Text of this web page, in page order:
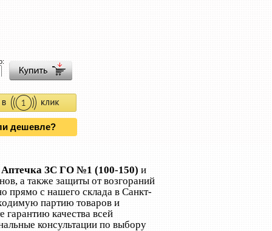
дешевле?
Аптечка ЗС ГО №1 (100-150) и
а также защиты от возгораний
прямо с нашего склада в Санкт-
партию товаров и
гарантию качества всей
консультации по выбору